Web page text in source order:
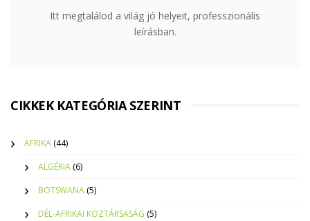
Itt megtalálod a világ jó helyeit, professzionális
leírásban.
CIKKEK KATEGÓRIA SZERINT
AFRIKA (44)
ALGÉRIA (6)
BOTSWANA (5)
DÉL-AFRIKAI KÖZTÁRSASÁG (5)